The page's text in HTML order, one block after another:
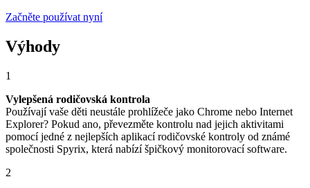
Začněte používat nyní
Výhody
1
Vylepšená rodičovská kontrola
Používají vaše děti neustále prohlížeče jako Chrome nebo Internet
Explorer? Pokud ano, převezměte kontrolu nad jejich aktivitami
pomocí jedné z nejlepších aplikací rodičovské kontroly od známé
společnosti Spyrix, která nabízí špičkový monitorovací software.
2